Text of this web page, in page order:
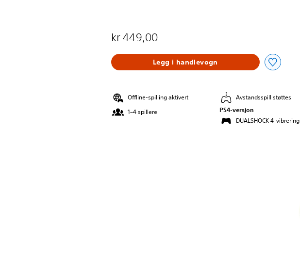
kr 449,00
Legg i handlevogn
Offline-spilling aktivert
1–4 spillere
Avstandsspill støttes
PS4-versjon
DUALSHOCK 4-vibrering